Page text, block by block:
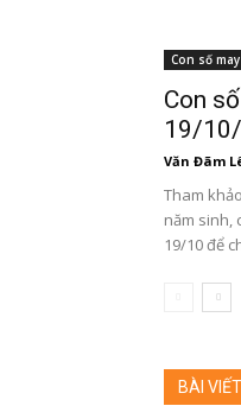
Con số
Con
19/
Văn Đãm
Tham
năm sinh,
19/10 để
BÀI